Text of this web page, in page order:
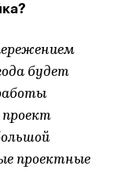
будет
проектные